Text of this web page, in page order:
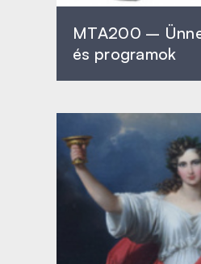
MTA200 –
és programok